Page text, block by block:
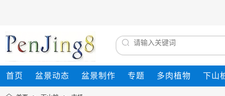
首页 盆景动态 盆景制作 专题 多肉植物 下山